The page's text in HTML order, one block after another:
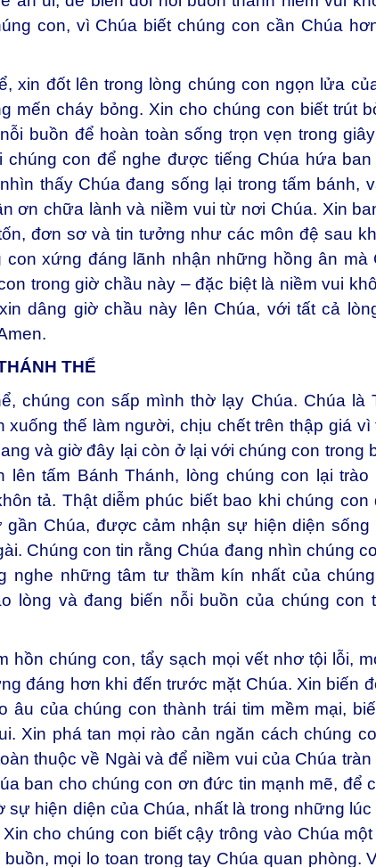
con, vì Chúa biết chúng con cần Chúa
xin đốt lên trong lòng chúng con ngọn lửa
mến cháy bỏng. Xin cho chúng con biết trút
buồn để hoàn toàn sống trọn vẹn trong
chúng con để nghe được tiếng Chúa hứa ban
thấy Chúa đang sống lại trong tấm bánh,
ơn chữa lành và niềm vui từ nơi Chúa. Xin
đơn sơ và tin tưởng như các môn đệ sau
con xứng đáng lãnh nhận những hồng ân mà
trong giờ chầu này – đặc biệt là niềm vui
dâng giờ chầu này lên Chúa, với tất cả
THỂ
chúng con sấp mình thờ lạy Chúa. Chúa là
xuống thế làm người, chịu chết trên thập giá vì
và giờ đây lại còn ở lại với chúng con trong
lên tấm Bánh Thánh, lòng chúng con lại trào
tả. Thật diễm phúc biết bao khi chúng con
Chúa, được cảm nhận sự hiện diện sống
Chúng con tin rằng Chúa đang nhìn chúng
nghe những tâm tư thầm kín nhất của
lòng và đang biến nỗi buồn của chúng con
hồn chúng con, tẩy sạch mọi vết nhơ tội lỗi,
đáng hơn khi đến trước mặt Chúa. Xin biến
âu của chúng con thành trái tim mềm mại,
Xin phá tan mọi rào cản ngăn cách chúng
thuộc về Ngài và để niềm vui của Chúa tràn
ban cho chúng con ơn đức tin mạnh mẽ, để
sự hiện diện của Chúa, nhất là trong những lúc
cho chúng con biết cậy trông vào Chúa
mọi lo toan trong tay Chúa quan phòng.